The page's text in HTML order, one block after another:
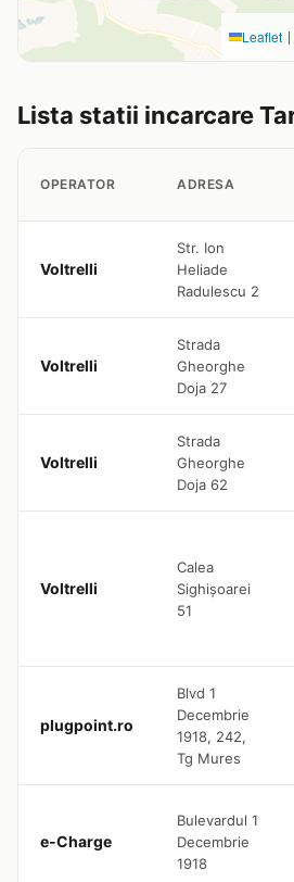
Leaflet |
Lista statii incarcare
OPERATOR ADRESA
Voltrelli
Str. Ion
Heliade
Radulescu 2
Voltrelli
Strada
Gheorghe
Doja 27
Voltrelli
Strada
Gheorghe
Doja 62
Voltrelli
Calea
Sighișoarei
51
plugpoint.ro
Blvd 1
Decembrie
1918, 242,
Tg Mures
e-Charge
Bulevardul 1
Decembrie
1918